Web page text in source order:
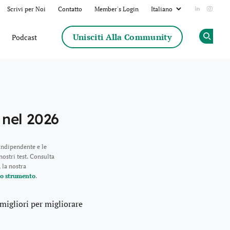
Scrivi per Noi Contatto Member's Login Add us
Podcast Unisciti Alla Community
2026
e le
test. Consulta
nostra
strumento.
per migliorare